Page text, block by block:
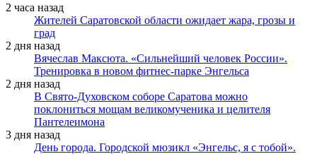
2 часа назад
Жителей Саратовской области ожидает жара, грозы и
град
2 дня назад
Вячеслав Максюта. «Сильнейший человек России».
Тренировка в новом фитнес-парке Энгельса
2 дня назад
В Свято-Духовском соборе Саратова можно
поклониться мощам великомученика и целителя
Пантелеимона
3 дня назад
День города. Городской мюзикл «Энгельс, я с тобой».